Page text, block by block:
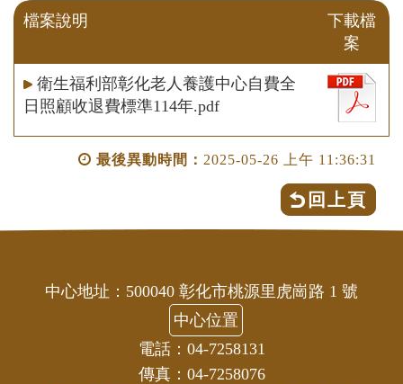
檔案說明
下載檔
案
衛生福利部彰化老人養護中心自費全
日照顧收退費標準114年.pdf
最後異動時間： 2025-05-26 上午 11:36:31
回上頁
中心地址：500040 彰化市桃源里虎崗路 1 號
中心位置
電話：04-7258131
傳真：04-7258076